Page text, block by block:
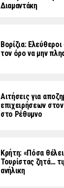
Διαμαντάκη
Βορίζια:
τον όρο να μην
Αιτήσεις για
επιχειρήσεων
στο Ρέθυμνο
Κρήτη: «Πόσα
Τουρίστας ζητά…
ανήλικη